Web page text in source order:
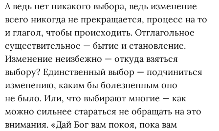
А ведь нет ника­кого выбора, ведь изме­не­ние
всего нико­гда не пре­кра­ща­ется, про­цесс на то
и гла­гол, чтобы происходить. Отгла­голь­ное
суще­стви­тель­ное — бытие и ста­нов­ле­ние.
Изме­не­ние неиз­бежно — откуда взяться
выбору? Единствен­ный выбор — под­чи­ниться
изме­не­нию, каким бы болез­нен­ным оно
не было. Или, что выби­рают многие — как
можно силь­нее ста­раться не обра­щать на это
вни­ма­ния. «Дай Бог вам покоя, пока вам